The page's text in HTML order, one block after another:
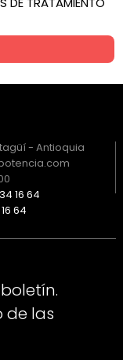
Itagüí - Antioquia
16 64
64
de las